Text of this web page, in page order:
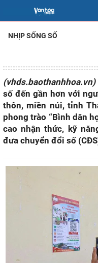
NHỊP SỐNG SỐ
(vhds.baothanhhoa.vn)
số đến gần hơn với
thôn, miền núi, tỉnh
phong trào “Bình dân
cao nhận thức, kỹ
đưa chuyển đổi số